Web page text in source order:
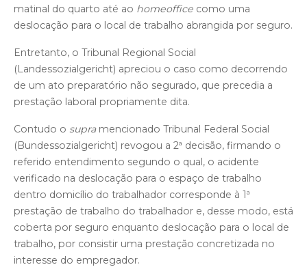
matinal do quarto até ao homeoffice como uma
deslocação para o local de trabalho abrangida por seguro.
Entretanto, o Tribunal Regional Social
(Landessozialgericht) apreciou o caso como decorrendo
de um ato preparatório não segurado, que precedia a
prestação laboral propriamente dita.
Contudo o supramencionado Tribunal Federal Social
(Bundessozialgericht) revogou a 2ª decisão, firmando o
referido entendimento segundo o qual, o acidente
verificado na deslocação para o espaço de trabalho
dentro domicílio do trabalhador corresponde à 1ª
prestação de trabalho do trabalhador e, desse modo, está
coberta por seguro enquanto deslocação para o local de
trabalho, por consistir uma prestação concretizada no
interesse do empregador.